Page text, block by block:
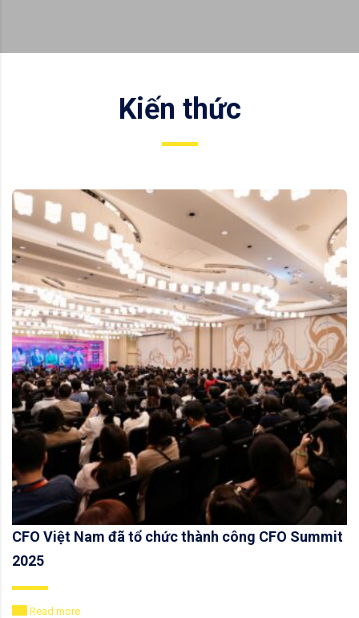
Kiến thức
CFO Việt Nam đã tổ chức thành công CFO Summit
2025
Read more